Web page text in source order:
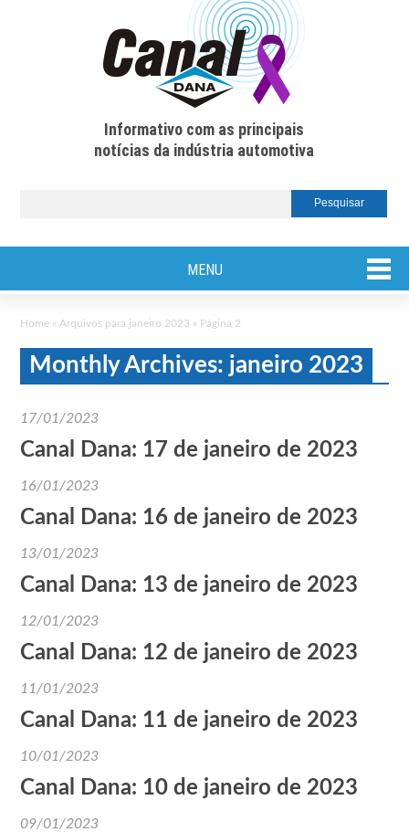
Informativo com as principais
notícias da indústria automotiva
MENU
Home » Arquivos para janeiro 2023 » Página 2
Monthly Archives: janeiro 2023
17/01/2023
Canal Dana: 17 de janeiro de 2023
16/01/2023
Canal Dana: 16 de janeiro de 2023
13/01/2023
Canal Dana: 13 de janeiro de 2023
12/01/2023
Canal Dana: 12 de janeiro de 2023
11/01/2023
Canal Dana: 11 de janeiro de 2023
10/01/2023
Canal Dana: 10 de janeiro de 2023
09/01/2023